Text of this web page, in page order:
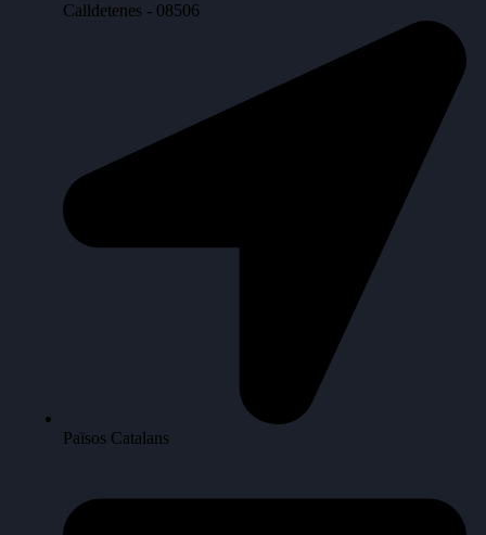
Calldetenes - 08506
Països Catalans